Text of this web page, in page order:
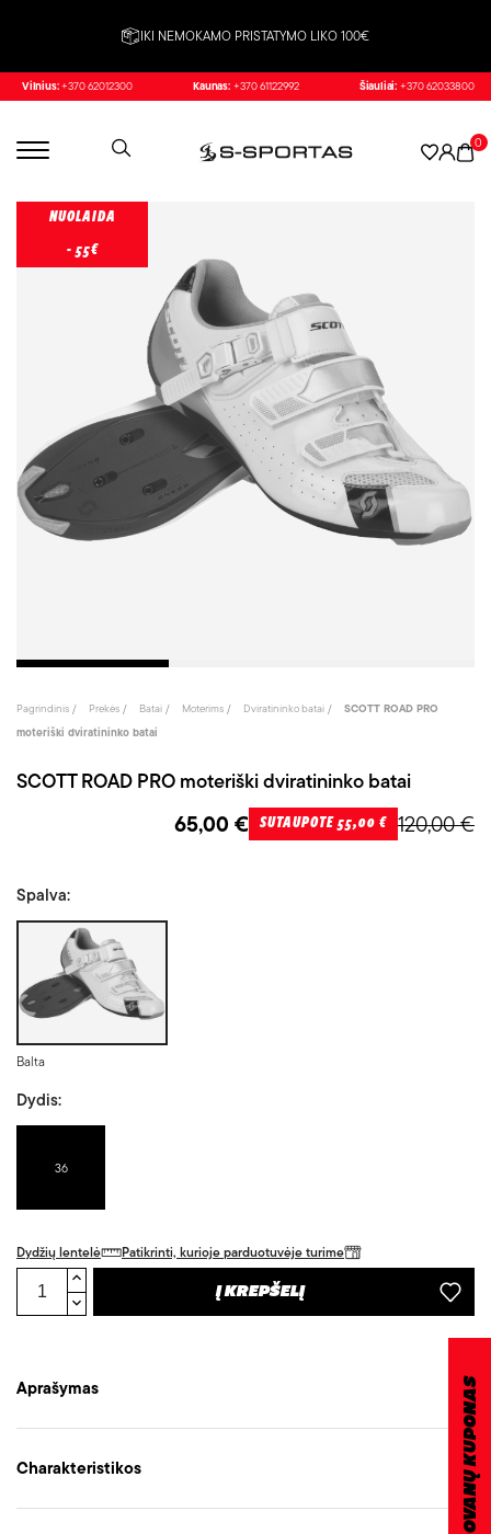
IKI NEMOKAMO PRISTATYMO LIKO 100€
Vilnius: +370 62012300 Kaunas: +370 61122992 Šiauliai: +370 62033800
0
NUOLAIDA
- 55€
Pagrindinis Prekės Batai Moterims Dviratininko batai
SCOTT ROAD PRO
moteriški dviratininko batai
SCOTT ROAD PRO moteriški dviratininko batai
120,00 €
65,00 € SUTAUPOTE 55,00 €
Spalva:
Balta
Dydis:
36
Dydžių lentelė Patikrinti, kurioje parduotuvėje turime
Į KREPŠELĮ
Aprašymas
Charakteristikos DOVANŲ KUPONAS